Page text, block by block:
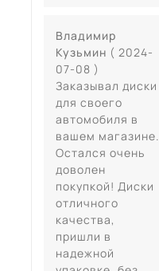
Владимир
Кузьмин ( 2024-
07-08 )
Заказывал диски
для своего
автомобиля в
вашем магазине.
Остался очень
доволен
покупкой! Диски
отличного
качества,
пришли в
надежной